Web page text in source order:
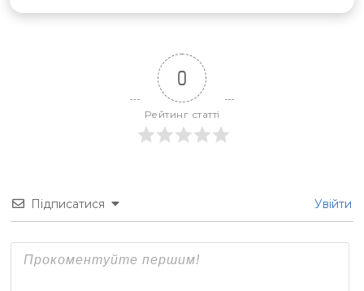
0
Рейтинг статті
Підписатися Увійти